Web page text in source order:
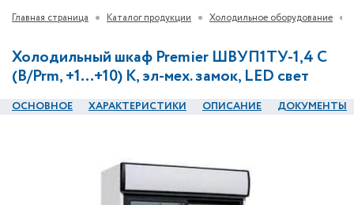
Главная страница Каталог продукции Холодильное оборудование
Холодильный шкаф Premier ШВУП1ТУ-1,4 С
(В/Prm, +1…+10) К, эл-мех. замок, LED свет
ОСНОВНОЕ ХАРАКТЕРИСТИКИ ОПИСАНИЕ ДОКУМЕНТЫ